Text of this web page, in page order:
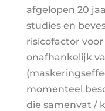
afgelopen 20
studies en
risicofactor
onafhankelijk
momenteel
die samenvat /